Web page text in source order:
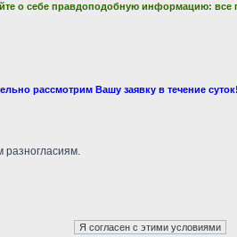
о себе правдоподобную информацию: все
рассмотрим Вашу заявку в течение
разногласиям.